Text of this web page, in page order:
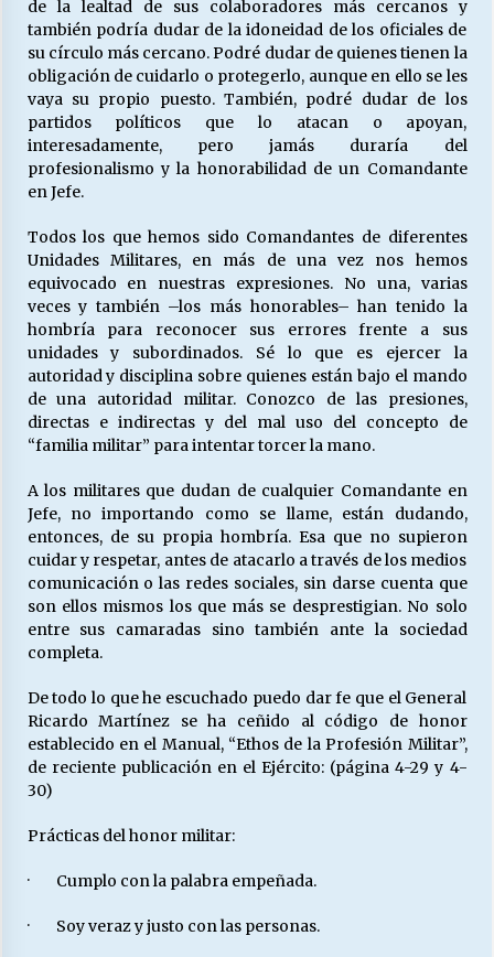
de la lealtad de sus colaboradores más cercanos y
también podría dudar de la idoneidad de los oficiales de
su círculo más cercano. Podré dudar de quienes tienen la
obligación de cuidarlo o protegerlo, aunque en ello se les
vaya su propio puesto. También, podré dudar de los
partidos políticos que lo atacan o apoyan,
interesadamente, pero jamás duraría del
profesionalismo y la honorabilidad de un Comandante
en Jefe.
Todos los que hemos sido Comandantes de diferentes
Unidades Militares, en más de una vez nos hemos
equivocado en nuestras expresiones. No una, varias
veces y también –los más honorables– han tenido la
hombría para reconocer sus errores frente a sus
unidades y subordinados. Sé lo que es ejercer la
autoridad y disciplina sobre quienes están bajo el mando
de una autoridad militar. Conozco de las presiones,
directas e indirectas y del mal uso del concepto de
“familia militar” para intentar torcer la mano.
A los militares que dudan de cualquier Comandante en
Jefe, no importando como se llame, están dudando,
entonces, de su propia hombría. Esa que no supieron
cuidar y respetar, antes de atacarlo a través de los medios
comunicación o las redes sociales, sin darse cuenta que
son ellos mismos los que más se desprestigian. No solo
entre sus camaradas sino también ante la sociedad
completa.
De todo lo que he escuchado puedo dar fe que el General
Ricardo Martínez se ha ceñido al código de honor
establecido en el Manual, “Ethos de la Profesión Militar”,
de reciente publicación en el Ejército: (página 4-29 y 4-
30)
Prácticas del honor militar:
· Cumplo con la palabra empeñada.
· Soy veraz y justo con las personas.